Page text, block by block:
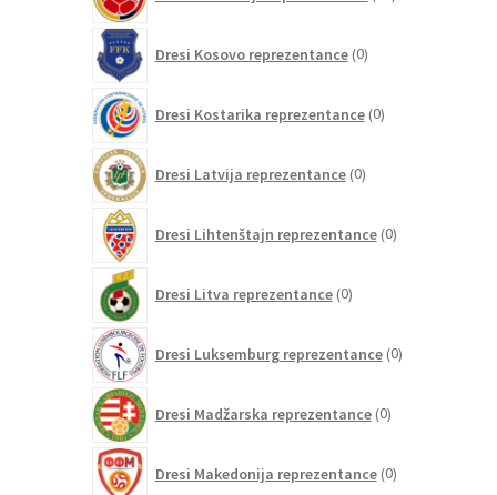
Dresi Kosovo reprezentance 0izdelkov
Dresi Kostarika reprezentance 0izdelkov
Dresi Latvija reprezentance 0izdelkov
Dresi Lihtenštajn reprezentance 0izdelkov
Dresi Litva reprezentance 0izdelkov
Dresi Luksemburg reprezentance 0izdelkov
Dresi Madžarska reprezentance 0izdelkov
Dresi Makedonija reprezentance 0izdelkov